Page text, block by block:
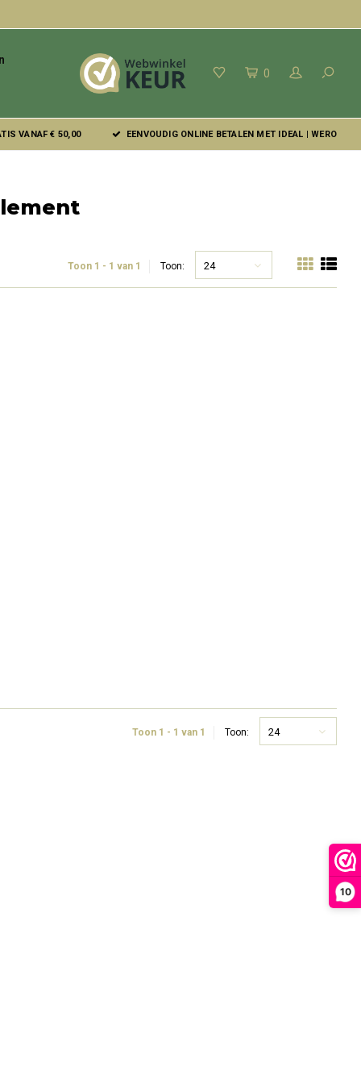
10
0
VANAF € 50,00 EENVOUDIG ONLINE BETALEN MET IDEAL | WERO
Toon 1 - 1 van 1 Toon: 24
Toon 1 - 1 van 1 Toon: 24